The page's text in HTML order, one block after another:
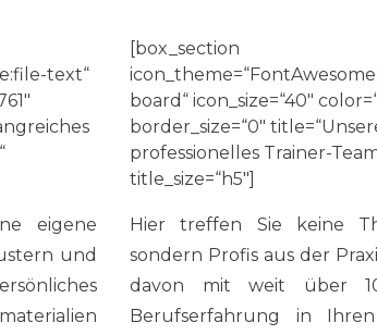
text“
eigene
und
[box_section
board“ icon_size=“40″
border_size=“0″
professionelles Trainer-
title_size=“h5″]
Hier treffen Sie keine
sondern Profis aus der
davon mit weit über
Berufserfahrung in